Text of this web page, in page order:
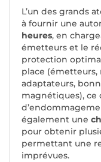
L’un des grands
à fournir une
heures, en
émetteurs et le
protection
place (émetteurs,
adaptateurs,
magnétiques), ce
également une
pour obtenir
permettant une
imprévues.